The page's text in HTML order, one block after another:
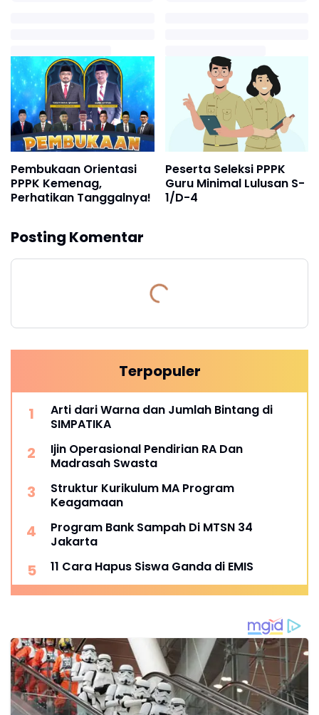
Pembukaan Orientasi
PPPK Kemenag,
Perhatikan Tanggalnya!
Peserta Seleksi PPPK
Guru Minimal Lulusan S-
1/D-4
Posting Komentar
Terpopuler
Arti dari Warna dan Jumlah Bintang di
SIMPATIKA
Ijin Operasional Pendirian RA Dan
Madrasah Swasta
Struktur Kurikulum MA Program
Keagamaan
Program Bank Sampah Di MTSN 34
Jakarta
11 Cara Hapus Siswa Ganda di EMIS